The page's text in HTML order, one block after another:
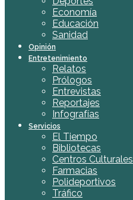
Economía
Educación
Sanidad
Opinión
Entretenimiento
Relatos
Prólogos
Entrevistas
Reportajes
Infografías
Servicios
El Tiempo
Bibliotecas
Centros Culturales
Farmacias
Polideportivos
Tráfico